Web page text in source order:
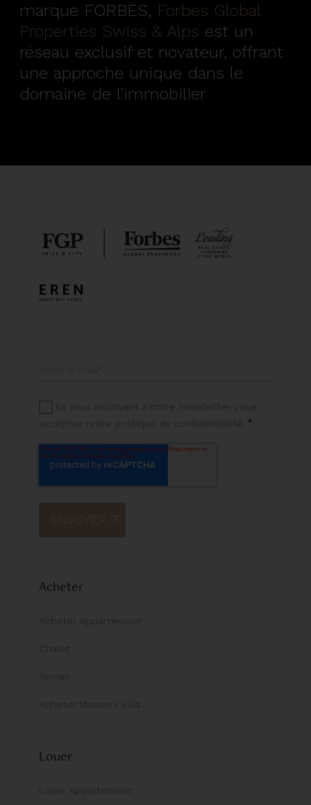
marque FORBES, Forbes Global
Properties Swiss & Alps est un
réseau exclusif et novateur, offrant
une approche unique dans le
domaine de l’immobilier
En vous inscrivant à notre newsletter, vous
acceptez notre politique de confidentialité. *
Acheter
Acheter Appartement
Chalet
Terrain
Acheter Maison / Villa
Louer
Louer Appartement